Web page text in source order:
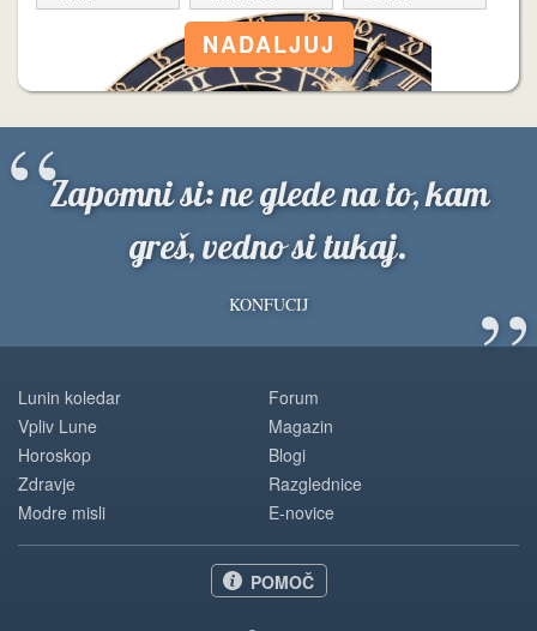
Zapomni si: ne glede na to, kam
greš, vedno si tukaj.
KONFUCIJ ”
“
Lunin koledar
Vpliv Lune
Horoskop
Zdravje
Modre misli
Forum
Magazin
Blogi
Razglednice
E-novice
POMOČ